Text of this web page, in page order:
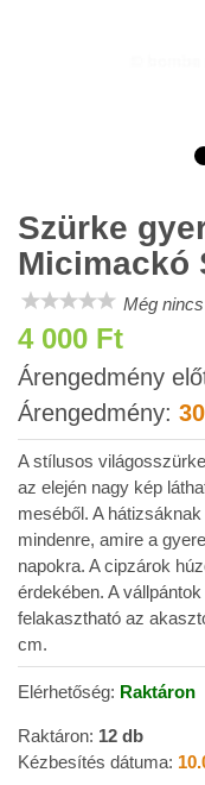
Szürke
Micimackó
Még
4 000 Ft
Árengedmény
Árengedmény:
A stílusos
az elején nagy kép
meséből. A
mindenre, amire a
napokra. A cipzárok
érdekében. A
felakasztható az
cm.
Elérhetőség: Raktáron
Raktáron: 12 db
Kézbesítés dátuma: